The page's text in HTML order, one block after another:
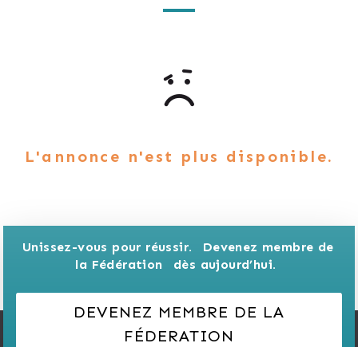
L'annonce n'est plus disponible.
Unissez-vous pour réussir.
Devenez membre de
la Fédération
dès aujourd’hui.
DEVENEZ MEMBRE DE LA
FÉDERATION